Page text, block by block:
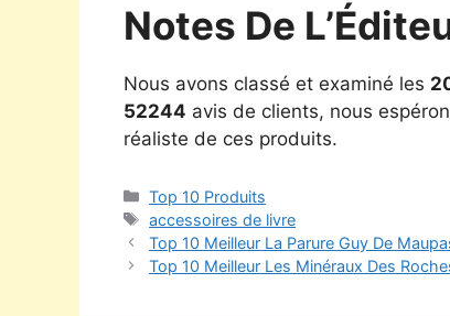
Notes De
Nous avons classé et examiné les
52244 avis de clients, nous
réaliste de ces produits.
Top 10 Produits
accessoires de livre
Top 10 Meilleur La Parure Guy De
Top 10 Meilleur Les Minéraux Des